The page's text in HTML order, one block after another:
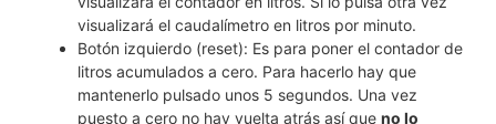
visualizará el caudalímetro en litros por minuto.
Botón izquierdo (reset): Es para poner el contador de
litros acumulados a cero. Para hacerlo hay que
mantenerlo pulsado unos 5 segundos. Una vez
puesto a cero no hay vuelta atrás así que no lo